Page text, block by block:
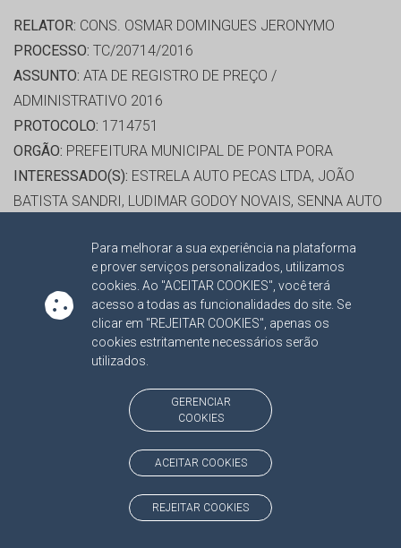
Para melhorar a sua experiência na plataforma
e prover serviços personalizados, utilizamos
cookies. Ao "ACEITAR COOKIES", você terá
acesso a todas as funcionalidades do site. Se
clicar em "REJEITAR COOKIES", apenas os
cookies estritamente necessários serão
utilizados.
GERENCIAR
COOKIES
ACEITAR COOKIES
REJEITAR COOKIES
RELATOR: CONS. OSMAR DOMINGUES JERONYMO
PROCESSO: TC/20714/2016
ASSUNTO: ATA DE REGISTRO DE PREÇO /
ADMINISTRATIVO 2016
PROTOCOLO: 1714751
ORGÃO: PREFEITURA MUNICIPAL DE PONTA PORA
INTERESSADO(S): ESTRELA AUTO PECAS LTDA, JOÃO
BATISTA SANDRI, LUDIMAR GODOY NOVAIS, SENNA AUTO
ADVOGADO(S):NÃO HÁ
RELATOR:
CONS. OSMAR DOMINGUES JERONYMO
TC/22631/2016
ATA DE REGISTRO DE PREÇO 2016
PREFEITURA MUNICIPAL DE PONTA PORA
DIMAQ CAMPOTRAT MÁQUINAS E
EQUIPAMENTOS LTDA, JOÃO BATISTA SANDRI
NÃO HÁ